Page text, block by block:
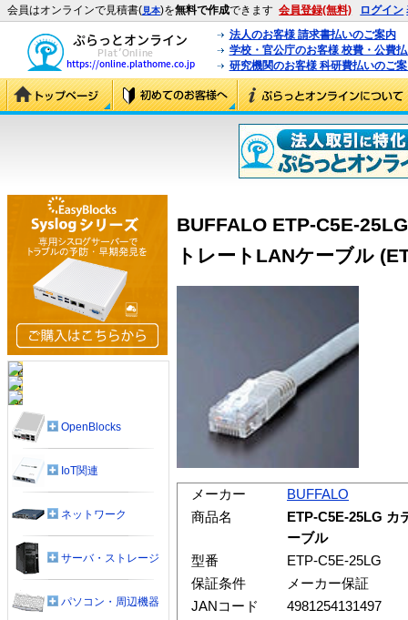
会員はオンラインで見積書(見本)を無料で作成できます 会員登録(無料) ログイン
法人のお客様 請求書払いのご案内
学校・官公庁のお客様 校費・公費
研究機関のお客様 科研費払いのご
BUFFALO ETP-C5E-
トレートLANケーブル
メーカー
BUFFALO
商品名
ETP-C5E-25LG カ
ーブル
型番
ETP-C5E-25LG
保証条件
メーカー保証
JANコード
4981254131497
OpenBlocks
IoT関連
ネットワーク
サーバ・ストレージ
パソコン・周辺機器